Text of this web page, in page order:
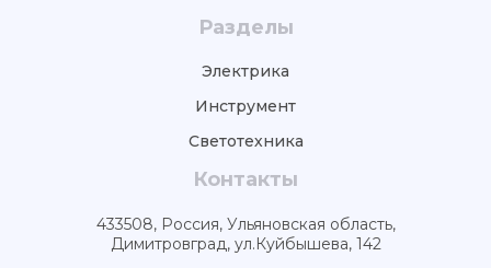
Разделы
Электрика
Инструмент
Светотехника
Контакты
433508, Россия, Ульяновская область,
Димитровград, ул.Куйбышева, 142